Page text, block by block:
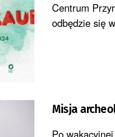
Centrum
odbędzie się
Misja
Po